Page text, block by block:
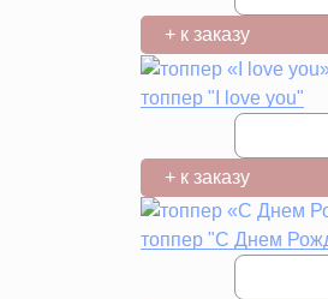
+ к заказу
топпер "I love you"
+ к заказу
топпер "С Днем